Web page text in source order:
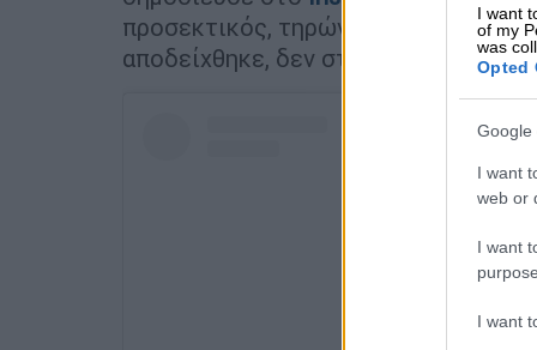
I want
of my
was
Opted
Google
I want
web or
I want
I want
προσεκτικός, τηρώντας με
αποδείχθηκε, δεν στάθηκε ικανό για